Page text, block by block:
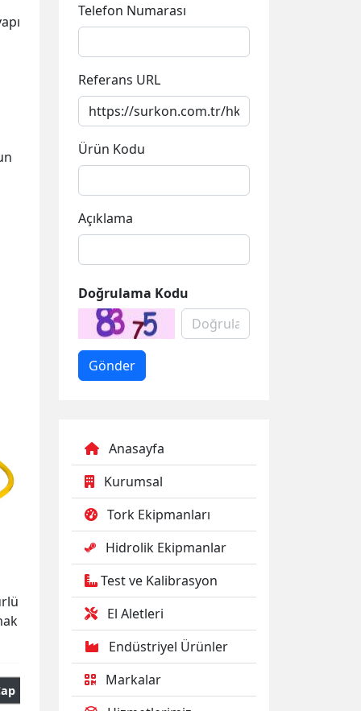
Telefon Numarası
Referans URL
Ürün Kodu
Açıklama
Doğrulama Kodu
Anasayfa
Kurumsal
Tork Ekipmanları
Hidrolik Ekipmanlar
Test ve Kalibrasyon
El Aletleri
Endüstriyel Ürünler
Markalar